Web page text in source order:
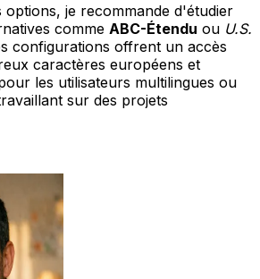
options, je recommande d'étudier
comme ABC-Étendu ou U.S.
configurations offrent un accès
caractères européens et
les utilisateurs multilingues ou
sur des projets